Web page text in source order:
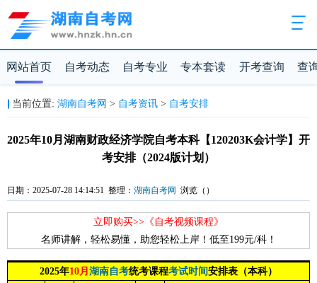
网站首页 自考动态 自考专业 专本套读 开考查询 查
当前位置: 湖南自考网 > 自考资讯> 自考安排
2025年10月湖南财政经济学院自考本科【120203K会计学】开
考安排（2024版计划）
日期：2025-07-28 14:14:51 整理： 湖南自考网 浏览（ ）
立即购买>>《自考视频课程》
名师讲解，轻松易懂，助您轻松上岸！低至199元/科！
2025年10月 湖南自考统考课程考试时间安排表（本科）